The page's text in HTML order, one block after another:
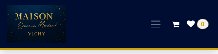
Se rendre au contenu
0